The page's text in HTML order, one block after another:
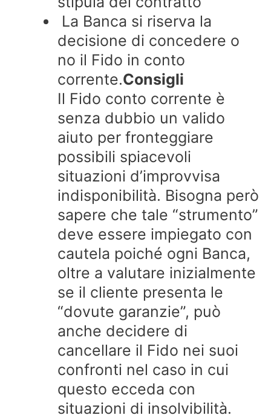
La Banca si riserva la
decisione di concedere o
no il Fido in conto
corrente.Consigli
Il Fido conto corrente è
senza dubbio un valido
aiuto per fronteggiare
possibili spiacevoli
situazioni d’improvvisa
indisponibilità. Bisogna però
sapere che tale “strumento”
deve essere impiegato con
cautela poiché ogni Banca,
oltre a valutare inizialmente
se il cliente presenta le
“dovute garanzie”, può
anche decidere di
cancellare il Fido nei suoi
confronti nel caso in cui
questo ecceda con
situazioni di insolvibilità.